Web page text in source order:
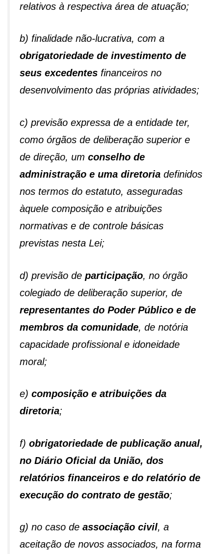
relativos à respectiva área de atuação;
b) finalidade não-lucrativa, com a
obrigatoriedade de investimento de
seus excedentes financeiros no
desenvolvimento das próprias atividades;
c) previsão expressa de a entidade ter,
como órgãos de deliberação superior e
de direção, um conselho de
administração e uma diretoria definidos
nos termos do estatuto, asseguradas
àquele composição e atribuições
normativas e de controle básicas
previstas nesta Lei;
d) previsão de participação, no órgão
colegiado de deliberação superior, de
representantes do Poder Público e de
membros da comunidade, de notória
capacidade profissional e idoneidade
moral;
e) composição e atribuições da
diretoria;
f) obrigatoriedade de publicação anual,
no Diário Oficial da União, dos
relatórios financeiros e do relatório de
execução do contrato de gestão;
g) no caso de associação civil, a
aceitação de novos associados, na forma